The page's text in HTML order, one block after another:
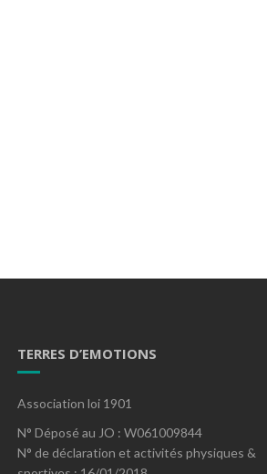
TERRES D’EMOTIONS
Association loi 1901
N° Déposé au JO : W061009844
N° de déclaration et activités physiques &